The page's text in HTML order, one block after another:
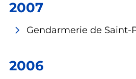
2007
Gendarmerie de Saint-
2006